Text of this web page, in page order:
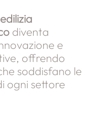
edilizia
diventa
e
offrendo
soddisfano le
ogni settore